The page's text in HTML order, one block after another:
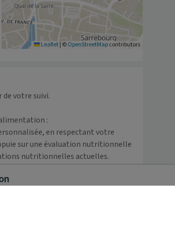
Leaflet| ©OpenStreetMapcontributors
votre suivi.
:
en respectant votre
sur une évaluation nutritionnelle
nutritionnelles actuelles.
peut également être intégrée à
globalité.
compétitions :
un accompagnement nutritionnel